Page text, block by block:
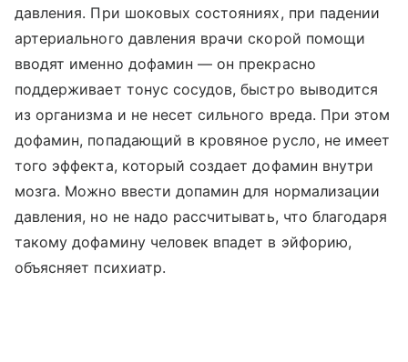
давления. При шоковых состояниях, при падении
артериального давления врачи скорой помощи
вводят именно дофамин — он прекрасно
поддерживает тонус сосудов, быстро выводится
из организма и не несет сильного вреда. При этом
дофамин, попадающий в кровяное русло, не имеет
того эффекта, который создает дофамин внутри
мозга. Можно ввести допамин для нормализации
давления, но не надо рассчитывать, что благодаря
такому дофамину человек впадет в эйфорию,
объясняет психиатр.